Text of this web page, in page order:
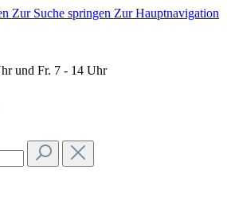
Zur Suche springen Zur Hauptnavigation
und Fr. 7 - 14 Uhr